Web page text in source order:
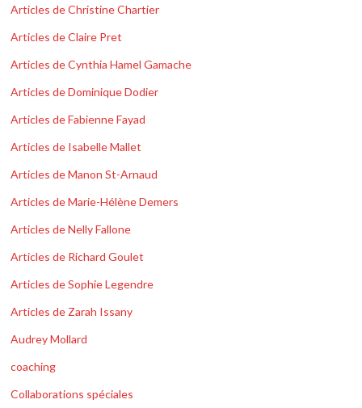
Articles de Christine Chartier
Articles de Claire Pret
Articles de Cynthia Hamel Gamache
Articles de Dominique Dodier
Articles de Fabienne Fayad
Articles de Isabelle Mallet
Articles de Manon St-Arnaud
Articles de Marie-Hélène Demers
Articles de Nelly Fallone
Articles de Richard Goulet
Articles de Sophie Legendre
Articles de Zarah Issany
Audrey Mollard
coaching
Collaborations spéciales